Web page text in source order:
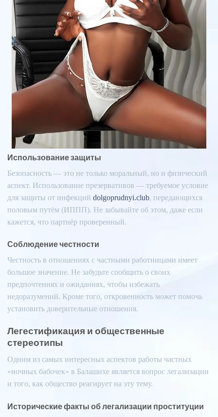
Использование защиты
Безопасность — это не только моральный, но и физический
аспект. Использование презервативов — требуемое условие
для защиты от инфекций dolgoprudnyi.club, передающихся
половым путём (ИППП). Не забывайте об этом, даже если
кажется, что партнёр проверенный.
Соблюдение честности
Честность в отношениях с частными работницами имеет
большое значение. Не забудьте сообщить о своих
предпочтениях и ожиданиях, чтобы избежать
недоразумений. Кроме того, откровенность может помочь
установить доверительные отношения.
Легестификация и общественные
стереотипы
Одним из самых интересных аспектов работы частных
«ночных бабочек» в Балашихе является вопрос легализации
и того, как общество реагирует на эту тему.
Исторические факты об легализации проституции